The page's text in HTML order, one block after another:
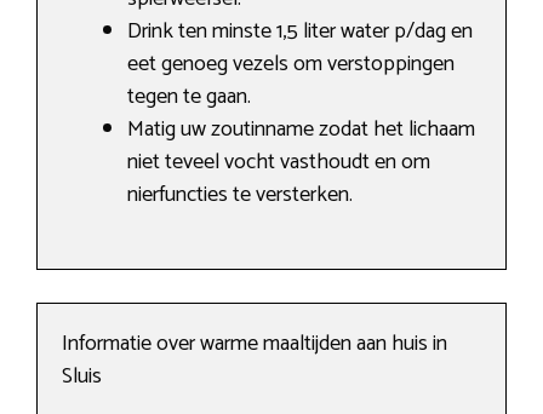
Drink ten minste 1,5 liter water p/dag en
eet genoeg vezels om verstoppingen
tegen te gaan.
Matig uw zoutinname zodat het lichaam
niet teveel vocht vasthoudt en om
nierfuncties te versterken.
Informatie over warme maaltijden aan huis in
Sluis